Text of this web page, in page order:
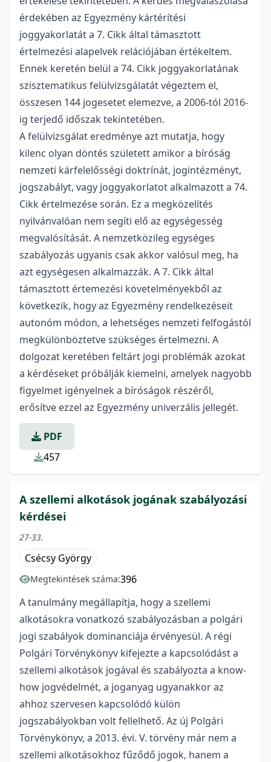
érdekében az Egyezmény kártérítési
joggyakorlatát a 7. Cikk által támasztott
értelmezési alapelvek relációjában értékeltem.
Ennek keretén belül a 74. Cikk joggyakorlatának
szisztematikus felülvizsgálatát végeztem el,
összesen 144 jogesetet elemezve, a 2006-tól 2016-
ig terjedő időszak tekintetében.
A felülvizsgálat eredménye azt mutatja, hogy
kilenc olyan döntés született amikor a bíróság
nemzeti kárfelelősségi doktrínát, jogintézményt,
jogszabályt, vagy joggyakorlatot alkalmazott a 74.
Cikk értelmezése során. Ez a megközelítés
nyilvánvalóan nem segíti elő az egységesség
megvalósítását. A nemzetközileg egységes
szabályozás ugyanis csak akkor valósul meg, ha
azt egységesen alkalmazzák. A 7. Cikk által
támasztott értemezési követelményekből az
következik, hogy az Egyezmény rendelkezéseit
autonóm módon, a lehetséges nemzeti felfogástól
megkülönböztetve szükséges értelmezni. A
dolgozat keretében feltárt jogi problémák azokat
a kérdéseket próbálják kiemelni, amelyek nagyobb
figyelmet igényelnek a bíróságok részéről,
erősítve ezzel az Egyezmény univerzális jellegét.
PDF
457
A szellemi alkotások jogának szabályozási
kérdései
27-33.
Csécsy György
Megtekintések száma:396
A tanulmány megállapítja, hogy a szellemi
alkotásokra vonatkozó szabályozásban a polgári
jogi szabályok dominanciája érvényesül. A régi
Polgári Törvénykönyv kifejezte a kapcsolódást a
szellemi alkotások jogával és szabályozta a know-
how jogvédelmét, a joganyag ugyanakkor az
ahhoz szervesen kapcsolódó külön
jogszabályokban volt fellelhető. Az új Polgári
Törvénykönyv, a 2013. évi. V. törvény már nem a
szellemi alkotásokhoz fűződő jogok, hanem a